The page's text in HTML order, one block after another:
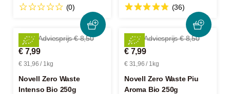
(0) (36)
-5% Adviesprijs € 8,50
€ 7,99
€ 31,96 / 1kg
Novell Zero Waste
Intenso Bio 250g
-5% Adviesprijs € 8,50
€ 7,99
€ 31,96 / 1kg
Novell Zero Waste Piu
Aroma Bio 250g